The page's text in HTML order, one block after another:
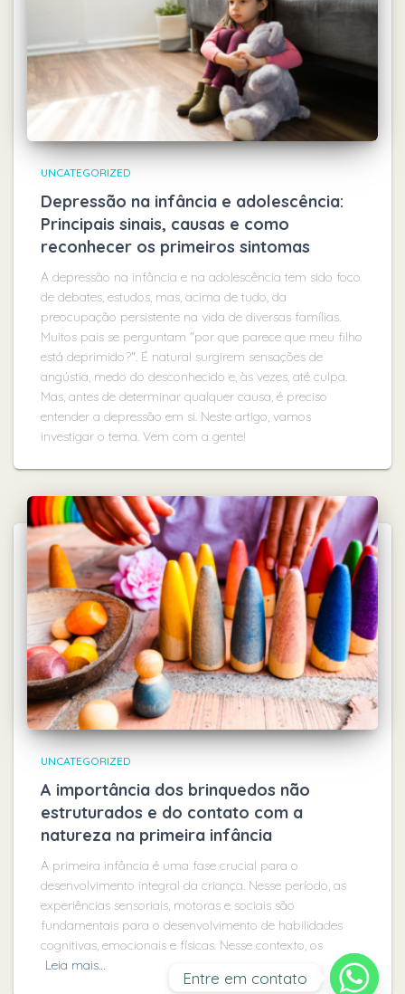
UNCATEGORIZED
Depressão na infância e adolescência:
Principais sinais, causas e como
reconhecer os primeiros sintomas
A depressão na infância e na adolescência tem sido foco
de debates, estudos, mas, acima de tudo, da
preocupação persistente na vida de diversas famílias.
Muitos pais se perguntam "por que parece que meu filho
está deprimido?". É natural surgirem sensações de
angústia, medo do desconhecido e, às vezes, até culpa.
Mas, antes de determinar qualquer causa, é preciso
entender a depressão em si. Neste artigo, vamos
investigar o tema. Vem com a gente!
UNCATEGORIZED
A importância dos brinquedos não
estruturados e do contato com a
natureza na primeira infância
A primeira infância é uma fase crucial para o
desenvolvimento integral da criança. Nesse período, as
experiências sensoriais, motoras e sociais são
fundamentais para o desenvolvimento de habilidades
cognitivas, emocionais e físicas. Nesse contexto, os
Leia mais…
Entre em contato